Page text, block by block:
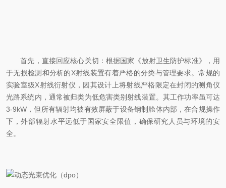
首先，直接回应核心关切：根据国家《放射卫生防护标准》，用
于无损检测和分析的X射线装置有着严格的分类与管理要求。常规的
实验室级X射线衍射仪，因其设计上将射线严格限定在封闭的测角仪
光路系统内，通常被归类为低危害类别射线装置。其工作功率虽可达
3-9kW，但所有辐射均被有效屏蔽于设备钢制舱体内部，在合规操作
下，外部辐射水平远低于国家安全限值，确保研究人员与环境的安
全。